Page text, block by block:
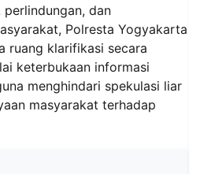
perlindungan, dan
Polresta Yogyakarta
ruang klarifikasi secara
keterbukaan informasi
menghindari spekulasi liar
masyarakat terhadap